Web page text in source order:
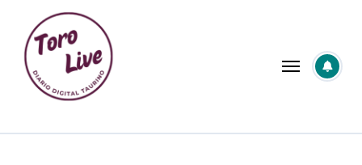
contenido